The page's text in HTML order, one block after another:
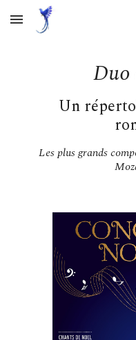
Skip to main content
Duo
Un
Les plus grands